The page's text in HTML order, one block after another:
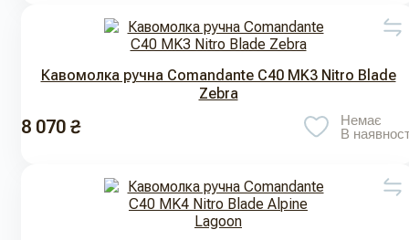
Кавомолка ручна Comandante С40 MK3 Nitro Blade
Zebra
8 070 ₴
Немає
В